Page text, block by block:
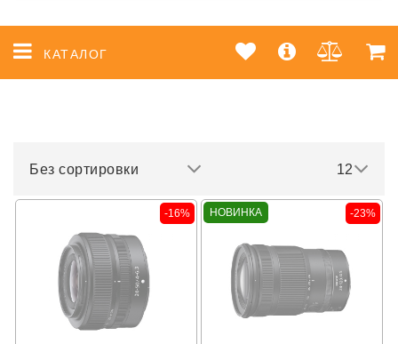
КАТАЛОГ
12
Без сортировки
-16% -23%
НОВИНКА